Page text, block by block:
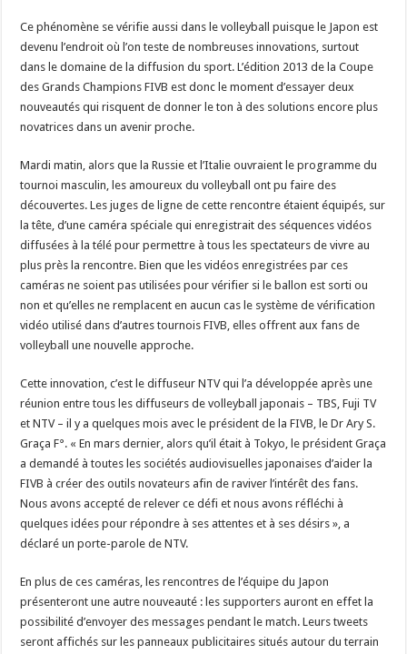
Ce phénomène se vérifie aussi dans le volleyball puisque le Japon est
devenu l’endroit où l’on teste de nombreuses innovations, surtout
dans le domaine de la diffusion du sport. L’édition 2013 de la Coupe
des Grands Champions FIVB est donc le moment d’essayer deux
nouveautés qui risquent de donner le ton à des solutions encore plus
novatrices dans un avenir proche.
Mardi matin, alors que la Russie et l’Italie ouvraient le programme du
tournoi masculin, les amoureux du volleyball ont pu faire des
découvertes. Les juges de ligne de cette rencontre étaient équipés, sur
la tête, d’une caméra spéciale qui enregistrait des séquences vidéos
diffusées à la télé pour permettre à tous les spectateurs de vivre au
plus près la rencontre. Bien que les vidéos enregistrées par ces
caméras ne soient pas utilisées pour vérifier si le ballon est sorti ou
non et qu’elles ne remplacent en aucun cas le système de vérification
vidéo utilisé dans d’autres tournois FIVB, elles offrent aux fans de
volleyball une nouvelle approche.
Cette innovation, c’est le diffuseur NTV qui l’a développée après une
réunion entre tous les diffuseurs de volleyball japonais – TBS, Fuji TV
et NTV – il y a quelques mois avec le président de la FIVB, le Dr Ary S.
Graça F°. « En mars dernier, alors qu’il était à Tokyo, le président Graça
a demandé à toutes les sociétés audiovisuelles japonaises d’aider la
FIVB à créer des outils novateurs afin de raviver l’intérêt des fans.
Nous avons accepté de relever ce défi et nous avons réfléchi à
quelques idées pour répondre à ses attentes et à ses désirs », a
déclaré un porte-parole de NTV.
En plus de ces caméras, les rencontres de l’équipe du Japon
présenteront une autre nouveauté : les supporters auront en effet la
possibilité d’envoyer des messages pendant le match. Leurs tweets
seront affichés sur les panneaux publicitaires situés autour du terrain